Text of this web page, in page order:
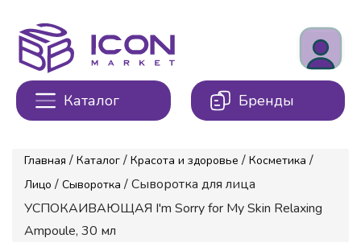
Каталог Бренды
Главная / Каталог / Красота и здоровье / Косметика /
Лицо / Сыворотка / Сыворотка для лица
УСПОКАИВАЮЩАЯ I'm Sorry for My Skin Relaxing
Ampoule, 30 мл